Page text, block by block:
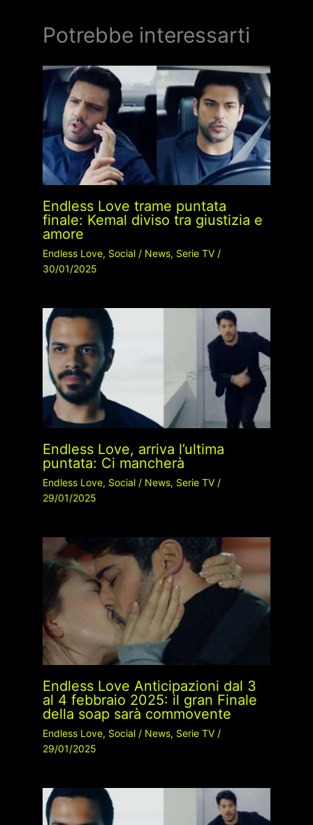
Potrebbe interessarti
Endless Love trame puntata
finale: Kemal diviso tra giustizia e
amore
Endless Love, Social/ News, Serie TV/
30/01/2025
Endless Love, arriva l’ultima
puntata: Ci mancherà
Endless Love, Social/ News, Serie TV/
29/01/2025
Endless Love Anticipazioni dal 3
al 4 febbraio 2025: il gran Finale
della soap sarà commovente
Endless Love, Social/ News, Serie TV/
29/01/2025